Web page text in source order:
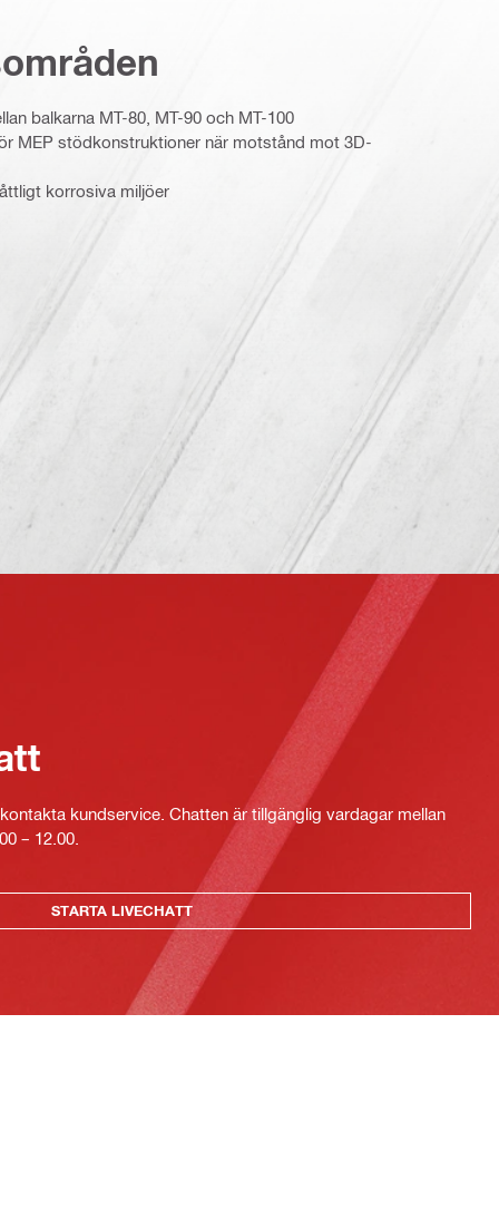
balkarna MT-80, MT-90 och MT-100
MEP stödkonstruktioner när motstånd mot 3D-
korrosiva miljöer
kundservice. Chatten är tillgänglig vardagar mellan
– 12.00.
STARTA LIVECHATT